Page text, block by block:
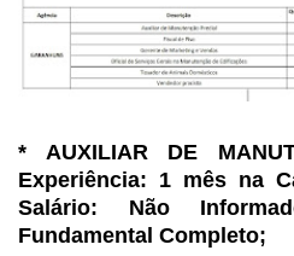
* AUXILIAR DE
Experiência: 1 mês na
Salário: Não
Fundamental Completo;